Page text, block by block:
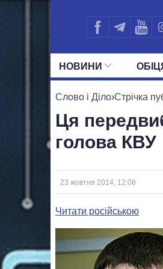
НОВИНИ
Слово і Діло›Стрічка
Ця
голова КВУ
23 жовтня 2014, 12:08
Читати російською